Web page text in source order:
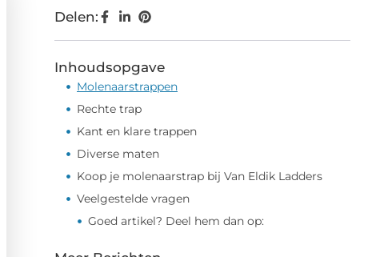
Delen:
Inhoudsopgave
Molenaarstrappen
Rechte trap
Kant en klare trappen
Diverse maten
Koop je molenaarstrap bij Van Eldik Ladders
Veelgestelde vragen
Goed artikel? Deel hem dan op: